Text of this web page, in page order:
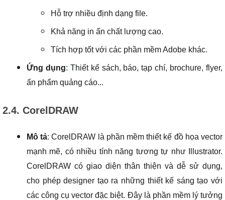
Hỗ trợ nhiều định dạng file.
Khả năng in ấn chất lượng cao.
Tích hợp tốt với các phần mềm Adobe khác.
Ứng dụng: Thiết kế sách, báo, tạp chí, brochure, flyer,
ấn phẩm quảng cáo...
2.4. CorelDRAW
Mô tả: CorelDRAW là phần mềm thiết kế đồ họa vector
mạnh mẽ, có nhiều tính năng tương tự như Illustrator.
CorelDRAW có giao diện thân thiện và dễ sử dụng,
cho phép designer tạo ra những thiết kế sáng tạo với
các công cụ vector đặc biệt. Đây là phần mềm lý tưởng